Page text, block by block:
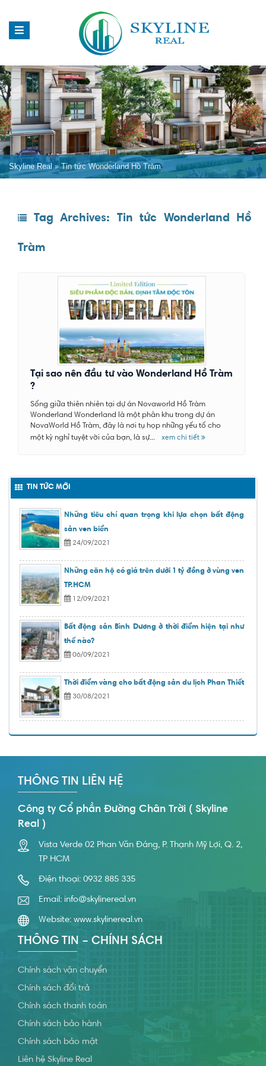
Skyline Real »Tin tức Wonderland Hồ Tràm
Tag Archives: Tin tức Wonderland Hồ
Tràm
Tại sao nên đầu tư vào Wonderland Hồ Tràm
?
Sống giữa thiên nhiên tại dự án Novaworld Hồ Tràm
Wonderland Wonderland là một phân khu trong dự án
NovaWorld Hồ Tràm, đây là nơi tụ họp những yếu tố cho
một kỳ nghỉ tuyệt vời của bạn, là sự...
xem chi tiết
TIN TỨC MỚI
Những tiêu chí quan trọng khi lựa chọn bất động
sản ven biển
24/09/2021
Những căn hộ có giá trên dưới 1 tỷ đồng ở vùng ven
TP.HCM
12/09/2021
Bất động sản Bình Dương ở thời điểm hiện tại như
thế nào?
06/09/2021
Thời điểm vàng cho bất động sản du lịch Phan Thiết
30/08/2021
THÔNG TIN LIÊN HỆ
Công ty Cổ phần Đường Chân Trời ( Skyline
Real )
Vista Verde 02 Phan Văn Đáng, P. Thạnh Mỹ Lợi, Q. 2,
TP HCM
Điện thoại: 0932 885 335
Email: info@skylinereal.vn
Website: www.skylinereal.vn
THÔNG TIN – CHÍNH SÁCH
Chính sách vận chuyển
Chính sách đổi trả
Chính sách thanh toán
Chính sách bảo hành
Chính sách bảo mật
Liên hệ Skyline Real